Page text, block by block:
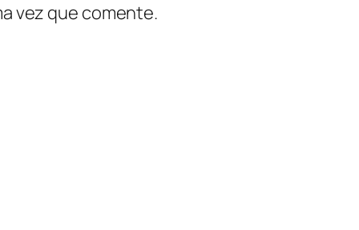
vez que comente.